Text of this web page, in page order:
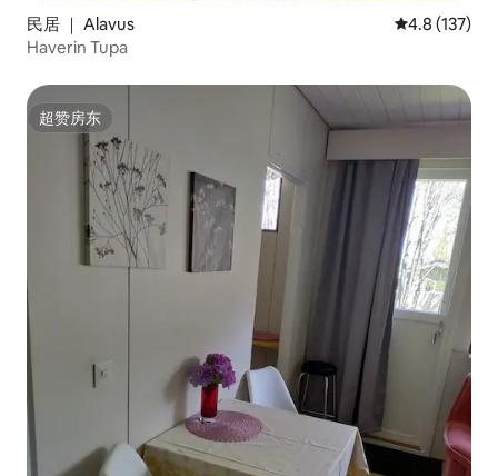
民居 ｜ Alavus 平均评分 4.8
4.8 (137)
Haverin Tupa
超赞房东
超赞房东